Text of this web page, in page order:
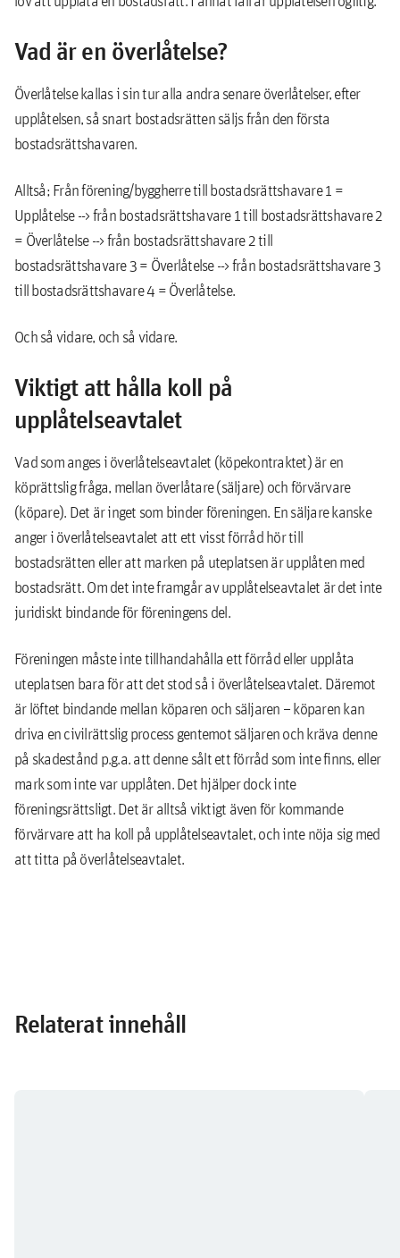
Vad är en överlåtelse?
Överlåtelse kallas i sin tur alla andra senare överlåtelser, efter
upplåtelsen, så snart bostadsrätten säljs från den första
bostadsrättshavaren.
Alltså; Från förening/byggherre till bostadsrättshavare 1 =
Upplåtelse --> från bostadsrättshavare 1 till bostadsrättshavare 2
= Överlåtelse --> från bostadsrättshavare 2 till
bostadsrättshavare 3 = Överlåtelse --> från bostadsrättshavare 3
till bostadsrättshavare 4 = Överlåtelse.
Och så vidare, och så vidare.
Viktigt att hålla koll på
upplåtelseavtalet
Vad som anges i överlåtelseavtalet (köpekontraktet) är en
köprättslig fråga, mellan överlåtare (säljare) och förvärvare
(köpare). Det är inget som binder föreningen. En säljare kanske
anger i överlåtelseavtalet att ett visst förråd hör till
bostadsrätten eller att marken på uteplatsen är upplåten med
bostadsrätt. Om det inte framgår av upplåtelseavtalet är det inte
juridiskt bindande för föreningens del.
Föreningen måste inte tillhandahålla ett förråd eller upplåta
uteplatsen bara för att det stod så i överlåtelseavtalet. Däremot
är löftet bindande mellan köparen och säljaren – köparen kan
driva en civilrättslig process gentemot säljaren och kräva denne
på skadestånd p.g.a. att denne sålt ett förråd som inte finns, eller
mark som inte var upplåten. Det hjälper dock inte
föreningsrättsligt. Det är alltså viktigt även för kommande
förvärvare att ha koll på upplåtelseavtalet, och inte nöja sig med
att titta på överlåtelseavtalet.
Relaterat innehåll